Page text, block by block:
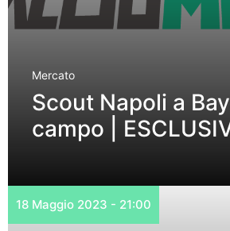
Mercato
Scout Napoli a
campo |
18 Maggio 2023 - 21:00